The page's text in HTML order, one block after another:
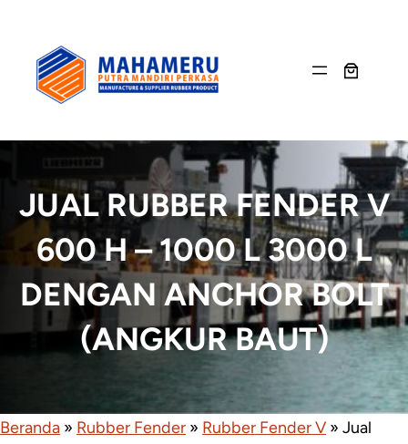
content
JUAL RUBBER FENDER V
600 H – 1000 L 3000 L
DENGAN ANCHOR BOLT
(ANGKUR BAUT)
Beranda » Rubber Fender » Rubber Fender V» Jual